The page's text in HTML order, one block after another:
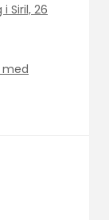
Siril, 26
med